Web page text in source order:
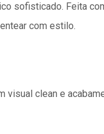
sofisticado. Feita
com estilo.
visual clean e